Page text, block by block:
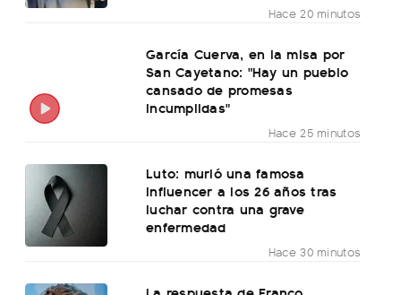
Hace 20 minutos
García Cuerva, en la misa por
San Cayetano: "Hay un pueblo
cansado de promesas
incumplidas"
Hace 25 minutos
Luto: murió una famosa
influencer a los 26 años tras
luchar contra una grave
enfermedad
Hace 30 minutos